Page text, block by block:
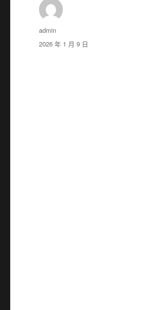
作
者
admin
發
2026 年 1 月 9 日